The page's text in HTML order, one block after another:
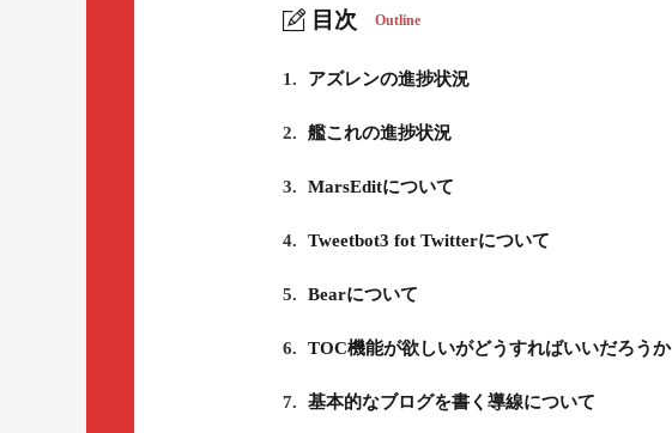
目次 Outline
1. アズレンの進捗状況
2. 艦これの進捗状況
3. MarsEditについて
4. Tweetbot3 fot Twitterについて
5. Bearについて
6. TOC機能が欲しいがどうすればいいだろうか
7. 基本的なブログを書く導線について